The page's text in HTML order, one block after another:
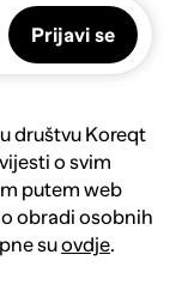
Prijavi se
društvu Koreqt
o svim
putem web
obradi osobnih
suovdje.